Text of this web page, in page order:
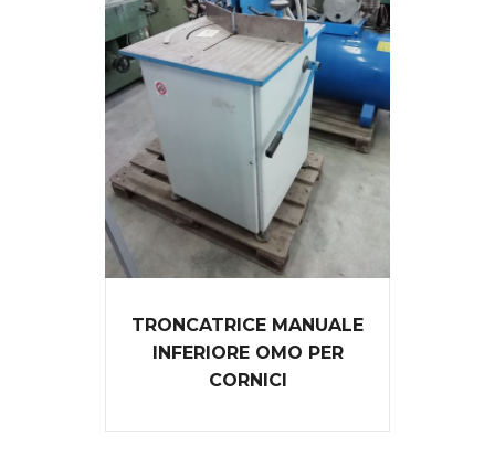
TRONCATRICE MANUALE
INFERIORE OMO PER
CORNICI